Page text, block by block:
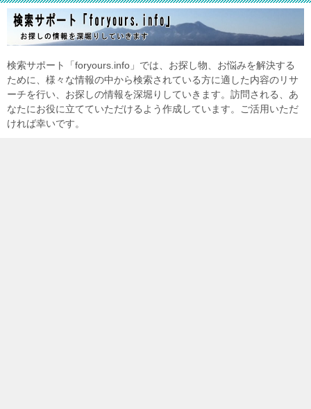
検索サポート「foryours.info」では、お探し物、お悩みを解決する
ために、様々な情報の中から検索されている方に適した内容のリサ
ーチを行い、お探しの情報を深堀りしていきます。訪問される、あ
なたにお役に立てていただけるよう作成しています。ご活用いただ
ければ幸いです。